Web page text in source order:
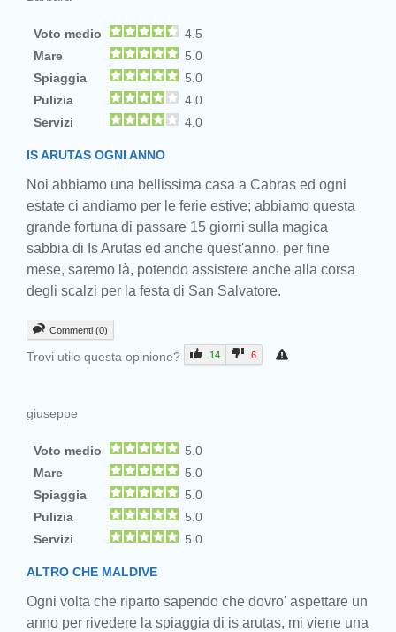
Voto medio
4.5
Mare
5.0
Spiaggia
5.0
Pulizia
4.0
Servizi
4.0
IS ARUTAS OGNI ANNO
Noi abbiamo una bellissima casa a Cabras ed ogni
estate ci andiamo per le ferie estive; abbiamo questa
grande fortuna di passare 15 giorni sulla magica
sabbia di Is Arutas ed anche quest'anno, per fine
mese, saremo là, potendo assistere anche alla corsa
degli scalzi per la festa di San Salvatore.
Commenti (0)
Trovi utile questa opinione? 14 6
giuseppe
Voto medio
5.0
Mare
5.0
Spiaggia
5.0
Pulizia
5.0
Servizi
5.0
ALTRO CHE MALDIVE
Ogni volta che riparto sapendo che dovro' aspettare un
anno per rivedere la spiaggia di is arutas, mi viene una